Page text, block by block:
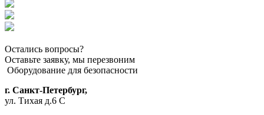
Остались вопросы?
Оставьте заявку, мы перезвоним
Оборудование для безопасности
г. Санкт-Петербург,
ул. Тихая д.6 С